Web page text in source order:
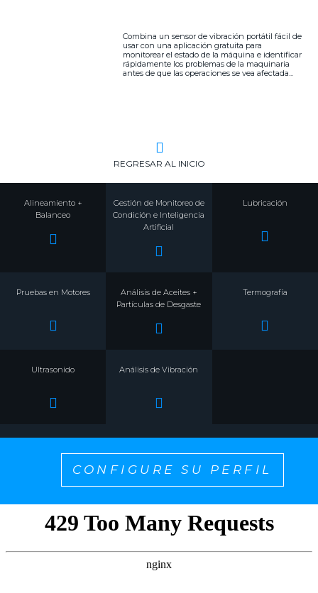
Combina un sensor de vibración portátil fácil de
usar con una aplicación gratuita para
monitorear el estado de la máquina e identificar
rápidamente los problemas de la maquinaria
antes de que las operaciones se vea afectada...
REGRESAR AL INICIO
Alineamiento +
Balanceo
Gestión de Monitoreo de
Condición e Inteligencia
Artificial
Lubricación
Pruebas en Motores
Análisis de Aceites +
Partículas de Desgaste
Termografía
Ultrasonido Análisis de Vibración
CONFIGURE SU PERFIL